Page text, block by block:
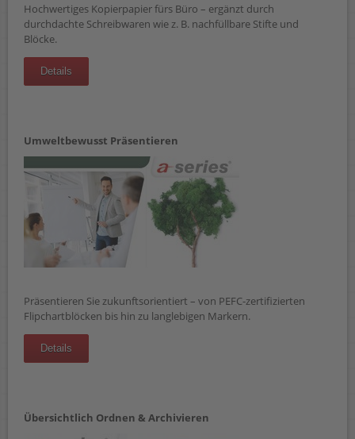
Hochwertiges Kopierpapier fürs Büro – ergänzt durch
durchdachte Schreibwaren wie z. B. nachfüllbare Stifte und
Blöcke.
Details
Umweltbewusst Präsentieren
Präsentieren Sie zukunftsorientiert – von PEFC-zertifizierten
Flipchartblöcken bis hin zu langlebigen Markern.
Details
Übersichtlich Ordnen & Archivieren